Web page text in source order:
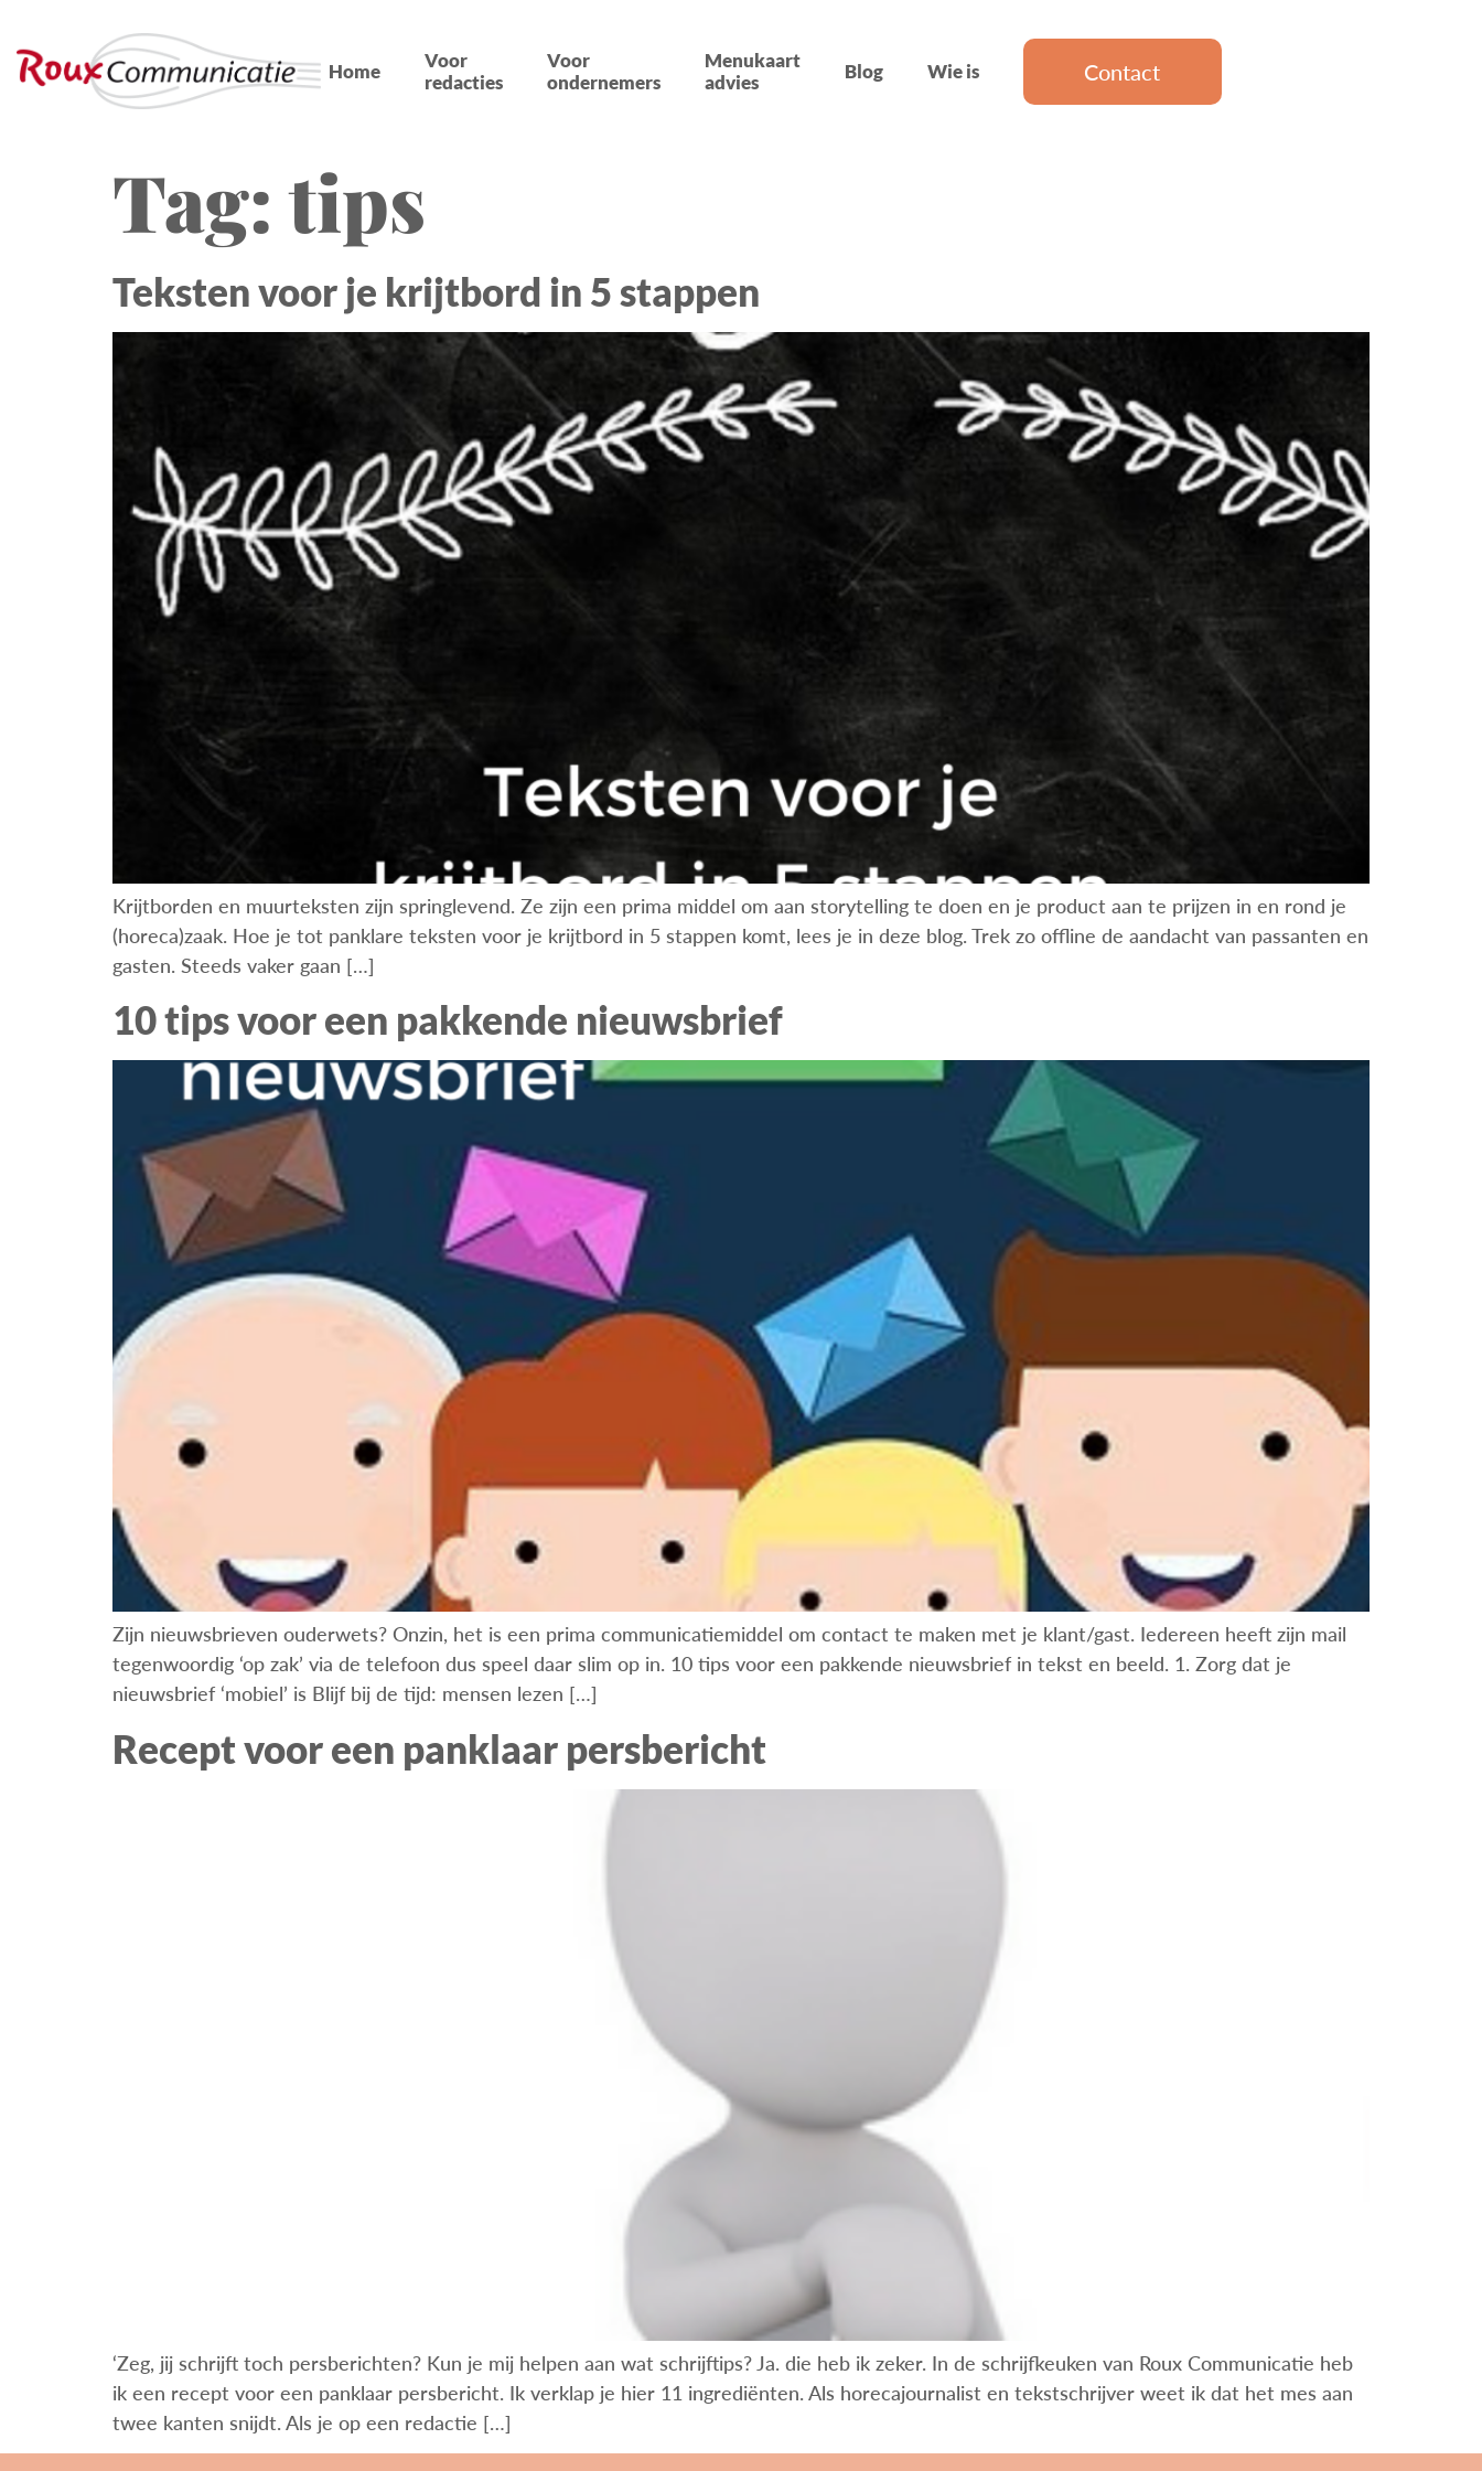
Home
Voor
redacties
Voor
ondernemers
Menukaart
advies
Blog Wie is Contact
Tag:tips
Teksten voor je krijtbord in 5 stappen
Krijtborden en muurteksten zijn springlevend. Ze zijn een prima middel om aan storytelling te doen en je product aan te prijzen in en rond je
(horeca)zaak. Hoe je tot panklare teksten voor je krijtbord in 5 stappen komt, lees je in deze blog. Trek zo offline de aandacht van passanten en
gasten. Steeds vaker gaan […]
10 tips voor een pakkende nieuwsbrief
Zijn nieuwsbrieven ouderwets? Onzin, het is een prima communicatiemiddel om contact te maken met je klant/gast. Iedereen heeft zijn mail
tegenwoordig ‘op zak’ via de telefoon dus speel daar slim op in. 10 tips voor een pakkende nieuwsbrief in tekst en beeld. 1. Zorg dat je
nieuwsbrief ‘mobiel’ is Blijf bij de tijd: mensen lezen […]
Recept voor een panklaar persbericht
‘Zeg, jij schrijft toch persberichten? Kun je mij helpen aan wat schrijftips? Ja. die heb ik zeker. In de schrijfkeuken van Roux Communicatie heb
ik een recept voor een panklaar persbericht. Ik verklap je hier 11 ingrediënten. Als horecajournalist en tekstschrijver weet ik dat het mes aan
twee kanten snijdt. Als je op een redactie […]